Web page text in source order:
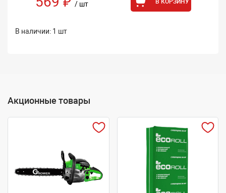
/ шт В КОРЗИНУ
В наличии: 1 шт
Акционные товары